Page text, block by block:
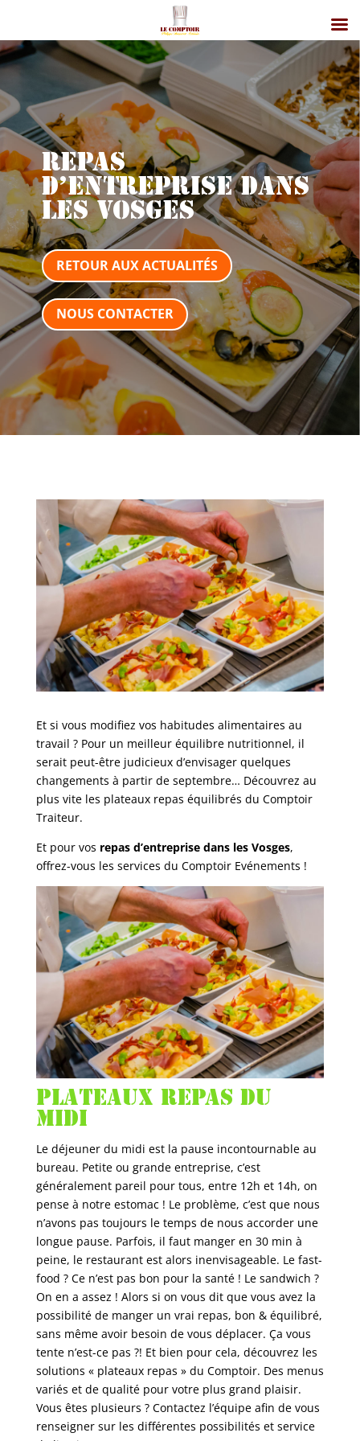
Repas
d’entreprise dans
les Vosges
RETOUR AUX ACTUALITÉS
NOUS CONTACTER
Et si vous modifiez vos habitudes alimentaires au
travail ? Pour un meilleur équilibre nutritionnel, il
serait peut-être judicieux d’envisager quelques
changements à partir de septembre… Découvrez au
plus vite les plateaux repas équilibrés du Comptoir
Traiteur.
Et pour vos repas d’entreprise dans les Vosges,
offrez-vous les services du Comptoir Evénements !
Plateaux repas du
midi
Le déjeuner du midi est la pause incontournable au
bureau. Petite ou grande entreprise, c’est
généralement pareil pour tous, entre 12h et 14h, on
pense à notre estomac ! Le problème, c’est que nous
n’avons pas toujours le temps de nous accorder une
longue pause. Parfois, il faut manger en 30 min à
peine, le restaurant est alors inenvisageable. Le fast-
food ? Ce n’est pas bon pour la santé ! Le sandwich ?
On en a assez ! Alors si on vous dit que vous avez la
possibilité de manger un vrai repas, bon & équilibré,
sans même avoir besoin de vous déplacer. Ça vous
tente n’est-ce pas ?! Et bien pour cela, découvrez les
solutions « plateaux repas » du Comptoir. Des menus
variés et de qualité pour votre plus grand plaisir.
Vous êtes plusieurs ? Contactez l’équipe afin de vous
renseigner sur les différentes possibilités et service